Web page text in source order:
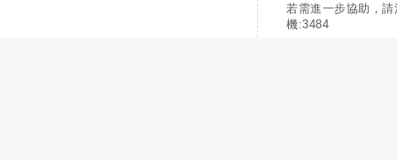
若需進一步協助，
機:3484